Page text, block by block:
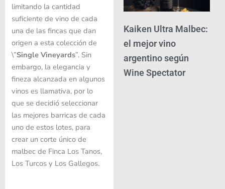
limitando la cantidad
suficiente de vino de cada
una de las fincas que dan
origen a esta colección de
\”Single Vineyards”. Sin
embargo, la elegancia y
fineza alcanzada en algunos
vinos es llamativa, por lo
que se decidió seleccionar
las mejores barricas de cada
uno de estos lotes, para
crear un corte único de
malbec de Finca Los Tanos,
Los Turcos y Los Gallegos.
Kaiken Ultra Malbec:
el mejor vino
argentino según
Wine Spectator